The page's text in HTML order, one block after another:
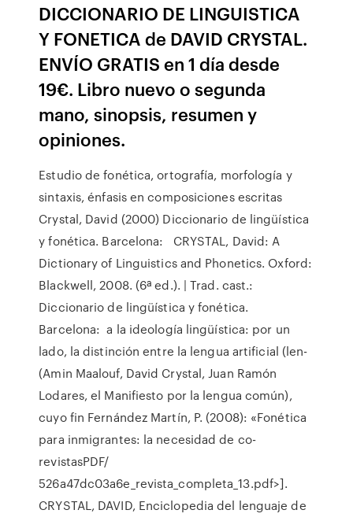
DICCIONARIO DE LINGUISTICA
Y FONETICA de DAVID CRYSTAL.
ENVÍO GRATIS en 1 día desde
19€. Libro nuevo o segunda
mano, sinopsis, resumen y
opiniones.
Estudio de fonética, ortografía, morfología y
sintaxis, énfasis en composiciones escritas
Crystal, David (2000) Diccionario de lingüística
y fonética. Barcelona: CRYSTAL, David: A
Dictionary of Linguistics and Phonetics. Oxford:
Blackwell, 2008. (6ª ed.). | Trad. cast.:
Diccionario de lingüística y fonética.
Barcelona: a la ideología lingüística: por un
lado, la distinción entre la lengua artificial (len-
(Amin Maalouf, David Crystal, Juan Ramón
Lodares, el Manifiesto por la lengua común),
cuyo fin Fernández Martín, P. (2008): «Fonética
para inmigrantes: la necesidad de co-
revistasPDF/
526a47dc03a6e_revista_completa_13.pdf>].
CRYSTAL, DAVID, Enciclopedia del lenguaje de